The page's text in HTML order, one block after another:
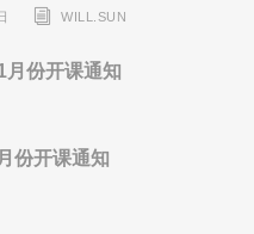
WILL.SUN
份开课通知
份开课通知